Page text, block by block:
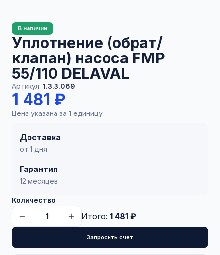
В наличии
Уплотнение (обрат/
клапан) насоса FMP
55/110 DELAVAL
Артикул: 1.3.3.069
1 481 ₽
Цена указана за 1 единицу
Доставка
от 1 дня
Гарантия
12 месяцев
Количество
Итого: 1 481 ₽
Запросить счет